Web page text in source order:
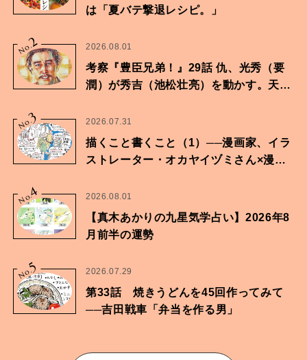
は「夏バテ撃退レシピ。」
No.2 2026.08.01
考察『豊臣兄弟！』29話 仇、光秀（要
潤）が秀吉（池松壮亮）を動かす。天下
No.
3 2026.07.31
描くこと書くこと（1）──漫画家、イラ
ストレーター・オカヤイヅミさん×漫画
No.
4 2026.08.01
【真木あかりの九星気学占い】2026年8
月前半の運勢
No.
5 2026.07.29
第33話 焼きうどんを45回作ってみて
──吉田戦車「弁当を作る男」